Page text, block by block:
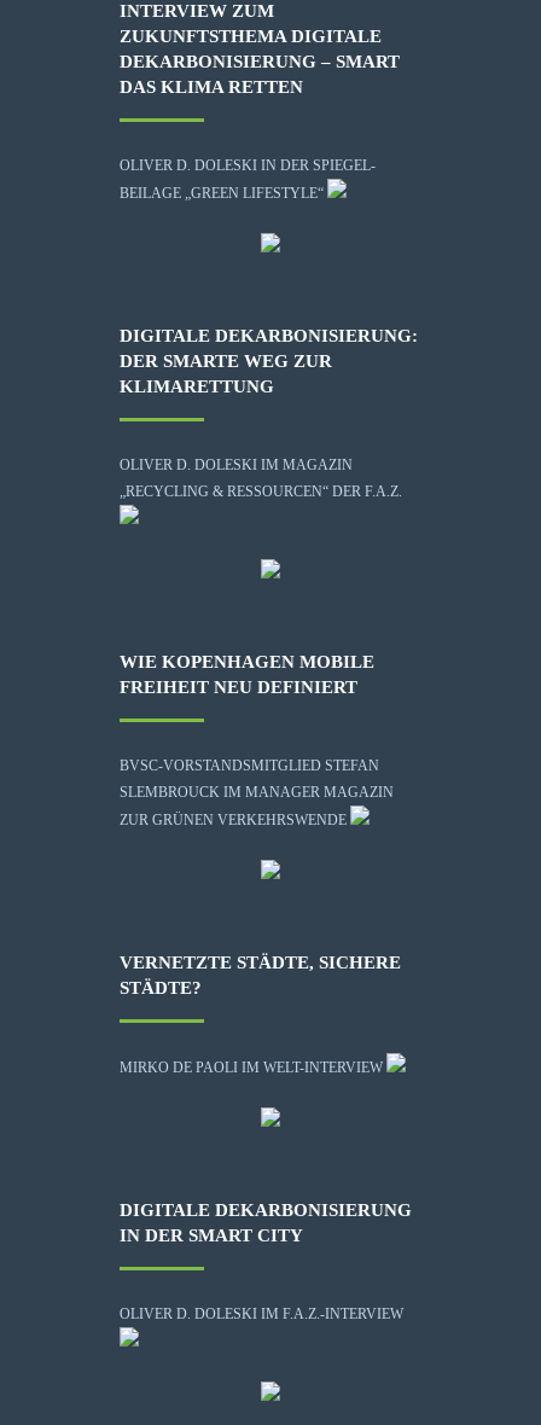
INTERVIEW ZUM
ZUKUNFTSTHEMA DIGITALE
DEKARBONISIERUNG – SMART
DAS KLIMA RETTEN
OLIVER D. DOLESKI IN DER SPIEGEL-
BEILAGE „GREEN LIFESTYLE“
DIGITALE DEKARBONISIERUNG:
DER SMARTE WEG ZUR
KLIMARETTUNG
OLIVER D. DOLESKI IM MAGAZIN
„RECYCLING & RESSOURCEN“ DER F.A.Z.
WIE KOPENHAGEN MOBILE
FREIHEIT NEU DEFINIERT
BVSC-VORSTANDSMITGLIED STEFAN
SLEMBROUCK IM MANAGER MAGAZIN
ZUR GRÜNEN VERKEHRSWENDE
VERNETZTE STÄDTE, SICHERE
STÄDTE?
MIRKO DE PAOLI IM WELT-INTERVIEW
DIGITALE DEKARBONISIERUNG
IN DER SMART CITY
OLIVER D. DOLESKI IM F.A.Z.-INTERVIEW